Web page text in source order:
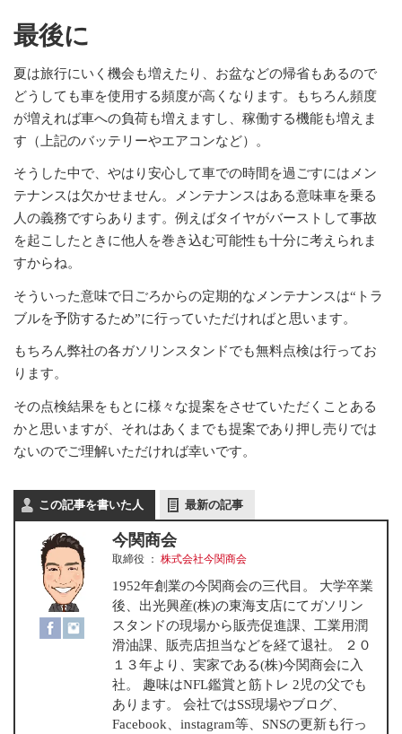
最後に
夏は旅行にいく機会も増えたり、お盆などの帰省もあるので
どうしても車を使用する頻度が高くなります。もちろん頻度
が増えれば車への負荷も増えますし、稼働する機能も増えま
す（上記のバッテリーやエアコンなど）。
そうした中で、やはり安心して車での時間を過ごすにはメン
テナンスは欠かせません。メンテナンスはある意味車を乗る
人の義務ですらあります。例えばタイヤがバーストして事故
を起こしたときに他人を巻き込む可能性も十分に考えられま
すからね。
そういった意味で日ごろからの定期的なメンテナンスは“トラ
ブルを予防するため”に行っていただければと思います。
もちろん弊社の各ガソリンスタンドでも無料点検は行ってお
ります。
その点検結果をもとに様々な提案をさせていただくことある
かと思いますが、それはあくまでも提案であり押し売りでは
ないのでご理解いただければ幸いです。
この記事を書いた人 最新の記事
今関商会
取締役 ： 株式会社今関商会
1952年創業の今関商会の三代目。 大学卒業
後、出光興産(株)の東海支店にてガソリン
スタンドの現場から販売促進課、工業用潤
滑油課、販売店担当などを経て退社。 ２０
１３年より、実家である(株)今関商会に入
社。 趣味はNFL鑑賞と筋トレ 2児の父でも
あります。 会社ではSS現場やブログ、
Facebook、instagram等、SNSの更新も行っ